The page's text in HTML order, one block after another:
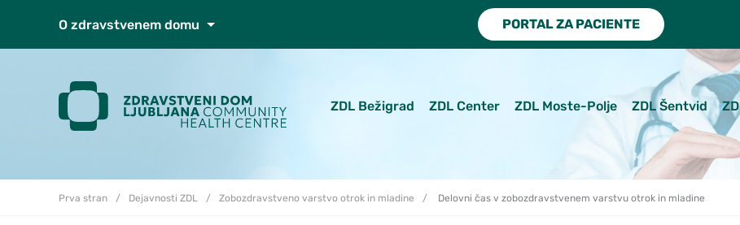
O zdravstvenem domu
PORTAL ZA PACIENTE
ZDL Bežigrad ZDL Center ZDL Moste-Polje ZDL Šentvid
Prva stran Dejavnosti ZDL Zobozdravstveno varstvo otrok in mladine Delovni čas v zobozdravstvenem varstvu otrok in mladine